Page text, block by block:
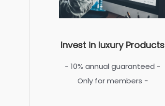
Invest in luxury Products
- 10% annual guaranteed -
Only for members -